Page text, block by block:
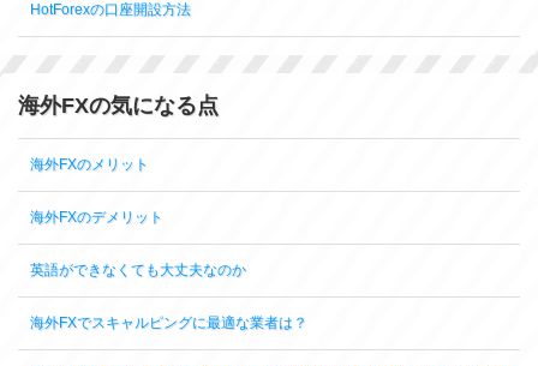
HotForexの口座開設方法
海外FXの気になる点
海外FXのメリット
海外FXのデメリット
英語ができなくても大丈夫なのか
海外FXでスキャルピングに最適な業者は？